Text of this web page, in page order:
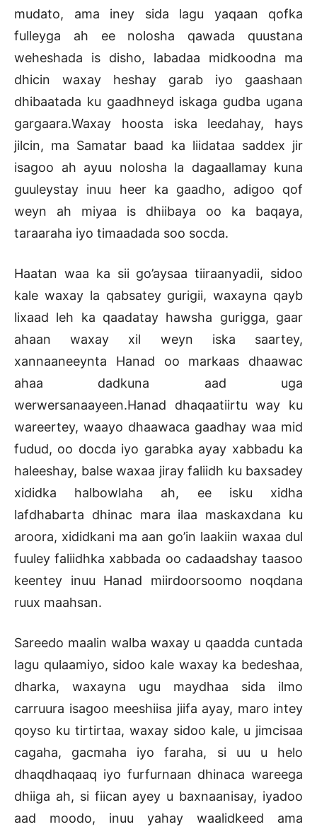
mudato, ama iney sida lagu yaqaan qofka
fulleyga ah ee nolosha qawada quustana
weheshada is disho, labadaa midkoodna ma
dhicin waxay heshay garab iyo gaashaan
dhibaatada ku gaadhneyd iskaga gudba ugana
gargaara.Waxay hoosta iska leedahay, hays
jilcin, ma Samatar baad ka liidataa saddex jir
isagoo ah ayuu nolosha la dagaallamay kuna
guuleystay inuu heer ka gaadho, adigoo qof
weyn ah miyaa is dhiibaya oo ka baqaya,
taraaraha iyo timaadada soo socda.
Haatan waa ka sii go’aysaa tiiraanyadii, sidoo
kale waxay la qabsatey gurigii, waxayna qayb
lixaad leh ka qaadatay hawsha gurigga, gaar
ahaan waxay xil weyn iska saartey,
xannaaneeynta Hanad oo markaas dhaawac
ahaa dadkuna aad uga
werwersanaayeen.Hanad dhaqaatiirtu way ku
wareertey, waayo dhaawaca gaadhay waa mid
fudud, oo docda iyo garabka ayay xabbadu ka
haleeshay, balse waxaa jiray faliidh ku baxsadey
xididka halbowlaha ah, ee isku xidha
lafdhabarta dhinac mara ilaa maskaxdana ku
aroora, xididkani ma aan go’in laakiin waxaa dul
fuuley faliidhka xabbada oo cadaadshay taasoo
keentey inuu Hanad miirdoorsoomo noqdana
ruux maahsan.
Sareedo maalin walba waxay u qaadda cuntada
lagu qulaamiyo, sidoo kale waxay ka bedeshaa,
dharka, waxayna ugu maydhaa sida ilmo
carruura isagoo meeshiisa jiifa ayay, maro intey
qoyso ku tirtirtaa, waxay sidoo kale, u jimcisaa
cagaha, gacmaha iyo faraha, si uu u helo
dhaqdhaqaaq iyo furfurnaan dhinaca wareega
dhiiga ah, si fiican ayey u baxnaanisay, iyadoo
aad moodo, inuu yahay waalidkeed ama